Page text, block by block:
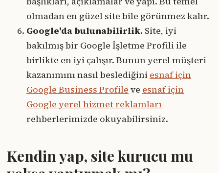
olmadan en güzel site bile görünmez kalır.
Google'da bulunabilirlik. Site, iyi
bakılmış bir Google İşletme Profili ile
birlikte en iyi çalışır. Bunun yerel müşteri
kazanımını nasıl beslediğini esnaf için
Google Business Profile ve esnaf için
Google yerel hizmet reklamları
rehberlerimizde okuyabilirsiniz.
Kendin yap, site kurucu mu